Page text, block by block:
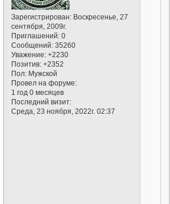
Зарегистрирован: Воскресенье, 27
сентября, 2009г.
Приглашений: 0
Сообщений: 35260
Уважение: +2230
Позитив: +2352
Пол: Мужской
Провел на форуме:
1 год 0 месяцев
Последний визит:
Среда, 23 ноября, 2022г. 02:37